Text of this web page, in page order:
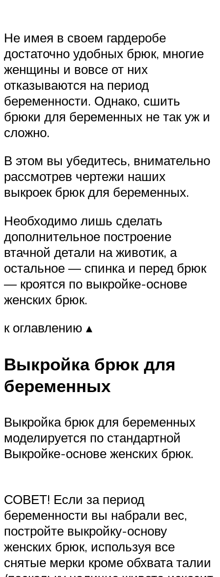
Не имея в своем гардеробе
достаточно удобных брюк, многие
женщины и вовсе от них
отказываются на период
беременности. Однако, сшить
брюки для беременных не так уж и
сложно.
В этом вы убедитесь, внимательно
рассмотрев чертежи наших
выкроек брюк для беременных.
Необходимо лишь сделать
дополнительное построение
втачной детали на животик, а
остальное — спинка и перед брюк
— кроятся по выкройке-основе
женских брюк.
к оглавлению ▴
Выкройка брюк для
беременных
Выкройка брюк для беременных
моделируется по стандартной
Выкройке-основе женских брюк.
СОВЕТ! Если за период
беременности вы набрали вес,
постройте выкройку-основу
женских брюк, используя все
снятые мерки кроме обхвата талии